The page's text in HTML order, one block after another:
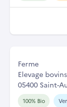
Ferme
Elevage
05400 Saint-
100% Bio